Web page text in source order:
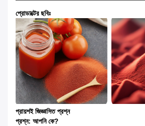
প্রোডাক্টের ছবিঃ
প্রায়শই জিজ্ঞাসিত প্রশ্ন
প্রশ্ন: আপনি কে?